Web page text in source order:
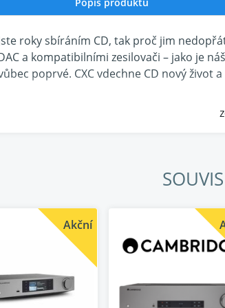
roky sbíráním CD, tak proč jim
a kompatibilními zesilovači – jako je
poprvé. CXC vdechne CD nový
Poté předá tento signál DAC,
řízení
jednotka v CXC byla původně navržena
víceúčelová disková jednotka.
Akční